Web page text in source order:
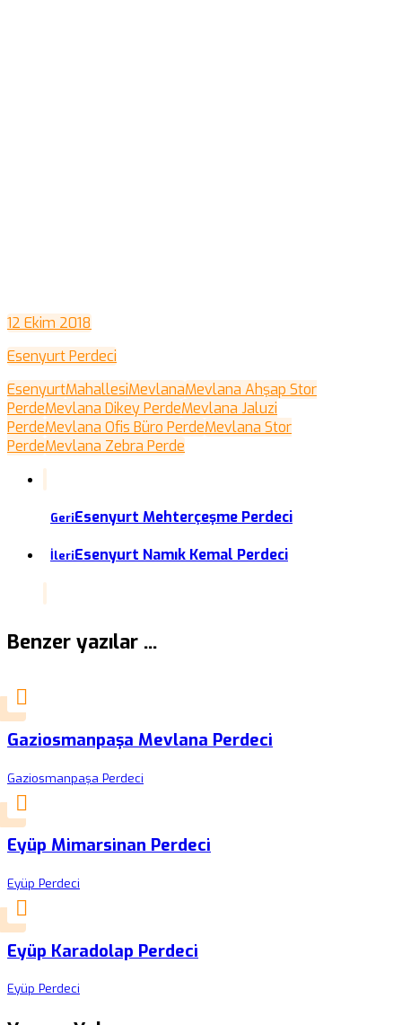
12 Ekim 2018
Esenyurt Perdeci
EsenyurtMahallesiMevlanaMevlana Ahşap Stor
PerdeMevlana Dikey PerdeMevlana Jaluzi
PerdeMevlana Ofis Büro PerdeMevlana Stor
PerdeMevlana Zebra Perde
GeriEsenyurt Mehterçeşme Perdeci
İleriEsenyurt Namık Kemal Perdeci
Benzer yazılar ...
Gaziosmanpaşa Mevlana Perdeci
Gaziosmanpaşa Perdeci
Eyüp Mimarsinan Perdeci
Eyüp Perdeci
Eyüp Karadolap Perdeci
Eyüp Perdeci